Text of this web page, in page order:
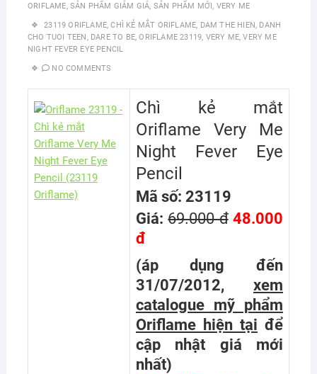
ORIFLAME, SẢN PHẨM GIẢM GIÁ, SẢN PHẨM MỚI, VERY ME
23119 ORIFLAME,CHÌ KẺ MẮT ORIFLAME, DAM THE HIEN, DANH
CHO TUOI TEEN, DARE TO BE,ORIFLAME 23119, VERY ME,VERY ME
NIGHT FEVER EYE PENCIL
NO COMMENTS
Chì kẻ mắt
Oriflame Very Me
Night Fever Eye
Pencil
Mã số: 23119
Giá:69.000 đ48.000
đ
(áp dụng đến
31/07/2012, xem
catalogue mỹ phẩm
Oriflame hiện tại để
cập nhật giá mới
nhất)